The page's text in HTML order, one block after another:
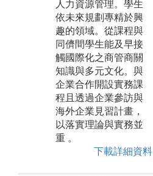
人力資源管理。學生
依未來規劃專精於興
趣的領域。從課程與
同儕間學生能及早接
觸國際化之商管商關
知識與多元文化。與
企業合作開設實務課
程且透過企業參訪與
海外企業見習計畫，
以落實理論與實務並
重 。
下載詳細資料